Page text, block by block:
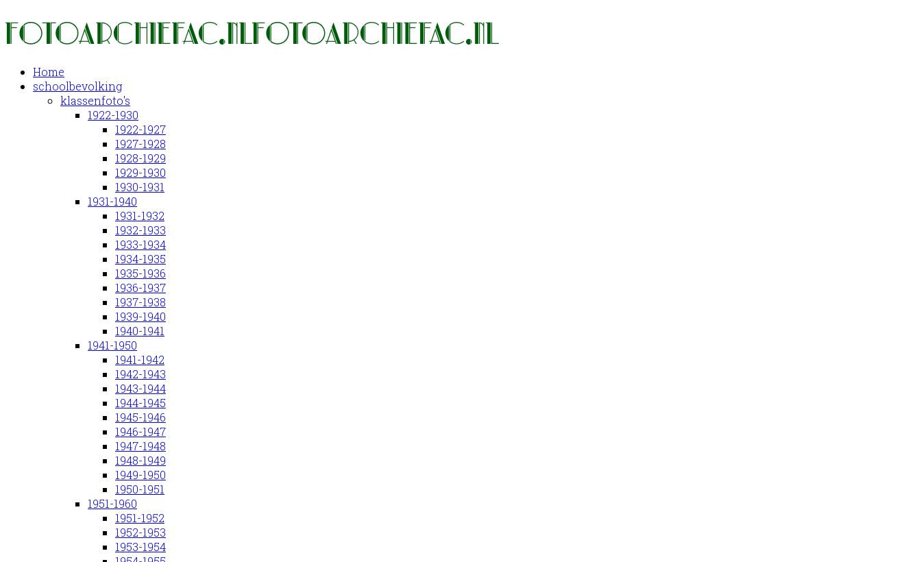
Home
schoolbevolking
klassenfoto's
1922-1930
1922-1927
1927-1928
1928-1929
1929-1930
1930-1931
1931-1940
1931-1932
1932-1933
1933-1934
1934-1935
1935-1936
1936-1937
1937-1938
1939-1940
1940-1941
1941-1950
1941-1942
1942-1943
1943-1944
1944-1945
1945-1946
1946-1947
1947-1948
1948-1949
1949-1950
1950-1951
1951-1960
1951-1952
1952-1953
1953-1954